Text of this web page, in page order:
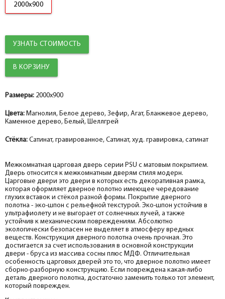
Наличник
Притворная планка
Наличник прямой МДФ PP, зефир 80*10*2150, телескоп
-
0 + шт. help_outline
Добор 200 мм.
Наличник
с уплотнителем
Притворная планка
Наличник прямой МДФ nanotex, бланжевое дерево 70*8*2150, телескоп
-
0 + шт. help_outline
2000x900
УЗНАТЬ СТОИМОСТЬ
Размеры: 2000x900
Цвета: Магнолия, Белое дерево, Зефир, Агат, Бланжевое дерево,
Каменное дерево, Белый, Шеллгрей
Стёкла: Сатинат, гравированное, Сатинат, худ. гравировка, сатинат
Межкомнатная царговая дверь серии PSU с матовым покрытием.
Дверь относится к межкомнатным дверям стиля модерн.
Царговые двери это двери в которых есть декоративная рамка,
которая оформляет дверное полотно имеющее чередование
глухих вставок и стёкол разной формы. Покрытие дверного
полотна - эко-шпон с рельефной текстурой. Эко-шпон устойчив в
ультрафиолету и не выгорает от солнечных лучей, а также
устойчив к механическим повреждениям. Абсолютно
экологически безопасен не выделяет в атмосферу вредных
веществ. Конструкция дверного полотна очень прочная. Это
достигается за счет использования в основной конструкции
двери - бруса из массива сосны плюс МДФ. Отличительная
особенность царговых дверей это то, что дверное полотно имеет
сборно-разборную конструкцию. Если повреждена какая-либо
деталь дверного полотна, достаточно заменить только тот элемент,
который поврежден.